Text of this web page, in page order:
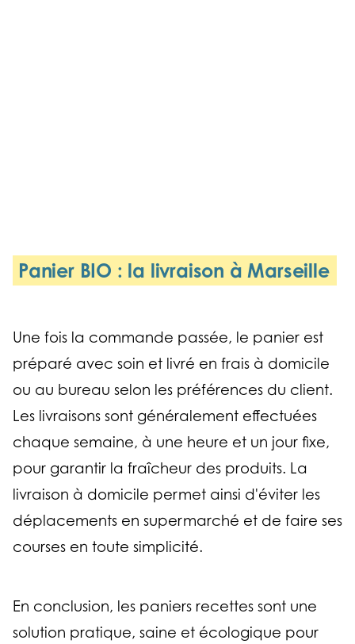
Panier BIO : la livraison à Marseille
Une fois la commande passée, le panier est
préparé avec soin et livré en frais à domicile
ou au bureau selon les préférences du client.
Les livraisons sont généralement effectuées
chaque semaine, à une heure et un jour fixe,
pour garantir la fraîcheur des produits. La
livraison à domicile permet ainsi d'éviter les
déplacements en supermarché et de faire ses
courses en toute simplicité.
En conclusion, les paniers recettes sont une
solution pratique, saine et écologique pour